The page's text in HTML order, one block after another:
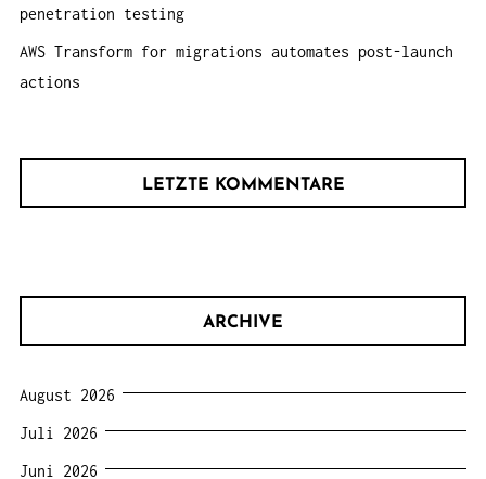
penetration testing
AWS Transform for migrations automates post-launch
actions
LETZTE KOMMENTARE
ARCHIVE
August 2026
Juli 2026
Juni 2026